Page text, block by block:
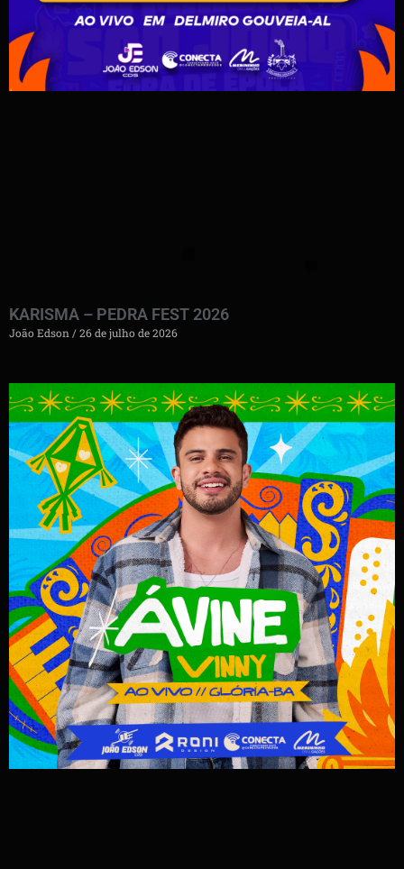
KARISMA – PEDRA FEST 2026
João Edson 26 de julho de 2026